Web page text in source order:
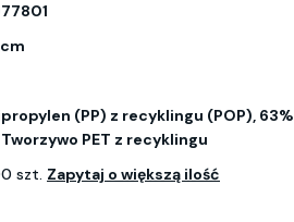
cm
(PP) z recyklingu (POP), 63%
PET z recyklingu
szt. Zapytaj o większą ilość